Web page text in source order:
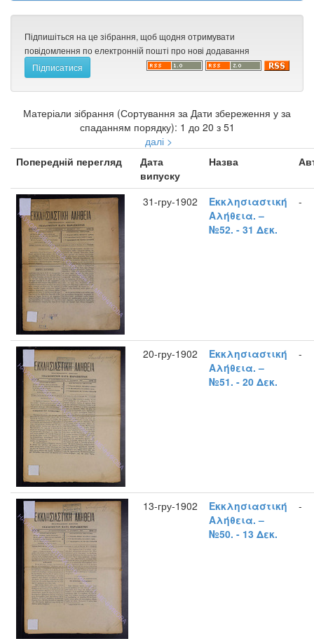
Підпишіться на це зібрання, щоб щодня отримувати
повідомлення по електронній пошті про нові додавання
Матеріали зібрання (Сортування за Дати збереження у за
спаданням порядку): 1 до 20 з 51
далі >
Попередній перегляд
Дата
випуску
Назва
31-гру-1902
Εκκλησιαστική
Αλήθεια. –
№52. - 31 Δεκ.
-
20-гру-1902
Εκκλησιαστική
Αλήθεια. –
№51. - 20 Δεκ.
-
13-гру-1902
Εκκλησιαστική
Αλήθεια. –
№50. - 13 Δεκ.
-